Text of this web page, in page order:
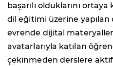
başarılı olduklarını
dil eğitimi üzerine yapılan
evrende dijital
avatarlarıyla katılan
çekinmeden derslere aktif